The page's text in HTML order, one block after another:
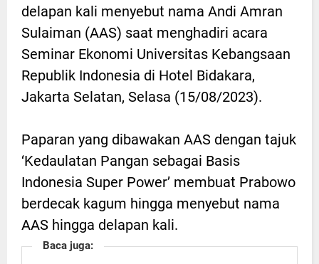
delapan kali menyebut nama Andi Amran
Sulaiman (AAS) saat menghadiri acara
Seminar Ekonomi Universitas Kebangsaan
Republik Indonesia di Hotel Bidakara,
Jakarta Selatan, Selasa (15/08/2023).
Paparan yang dibawakan AAS dengan tajuk
‘Kedaulatan Pangan sebagai Basis
Indonesia Super Power’ membuat Prabowo
berdecak kagum hingga menyebut nama
AAS hingga delapan kali.
Baca juga: